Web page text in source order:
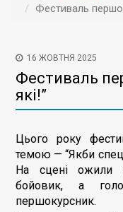
Фестиваль
16 ЖОВТНЯ 2025
Фестиваль
які!”
Цього року
темою — “Якби
На сцені ожили
бойовик, а
першокурсник.